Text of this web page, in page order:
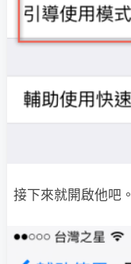
接下來就開啟他吧。